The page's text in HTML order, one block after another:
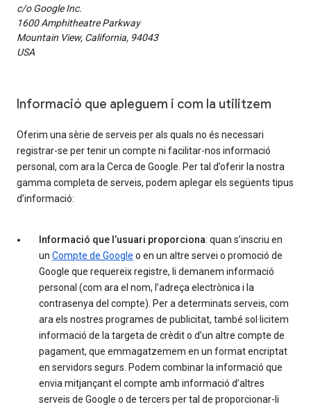
c/o Google Inc.
1600 Amphitheatre Parkway
Mountain View, California, 94043
USA
Informació que apleguem i com la utilitzem
Oferim una sèrie de serveis per als quals no és necessari
registrar-se per tenir un compte ni facilitar-nos informació
personal, com ara la Cerca de Google. Per tal d’oferir la nostra
gamma completa de serveis, podem aplegar els següents tipus
d’informació:
Informació que l’usuari proporciona: quan s’inscriu en
un Compte de Google o en un altre servei o promoció de
Google que requereix registre, li demanem informació
personal (com ara el nom, l’adreça electrònica i la
contrasenya del compte). Per a determinats serveis, com
ara els nostres programes de publicitat, també sol·licitem
informació de la targeta de crèdit o d’un altre compte de
pagament, que emmagatzemem en un format encriptat
en servidors segurs. Podem combinar la informació que
envia mitjançant el compte amb informació d’altres
serveis de Google o de tercers per tal de proporcionar-li